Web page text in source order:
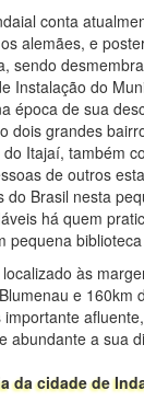
conta
alemães, e
sendo
Instalação do
época de sua
dois grandes
Itajaí, também
de outros
Brasil nesta
há quem
às
e
abundante a sua
da cidade de